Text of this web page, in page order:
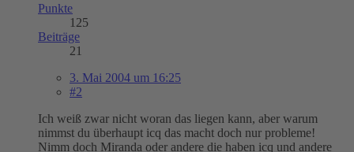
Punkte
125
Beiträge
21
3. Mai 2004 um 16:25
#2
Ich weiß zwar nicht woran das liegen kann, aber warum
nimmst du überhaupt icq das macht doch nur probleme!
Nimm doch Miranda oder andere die haben icq und andere